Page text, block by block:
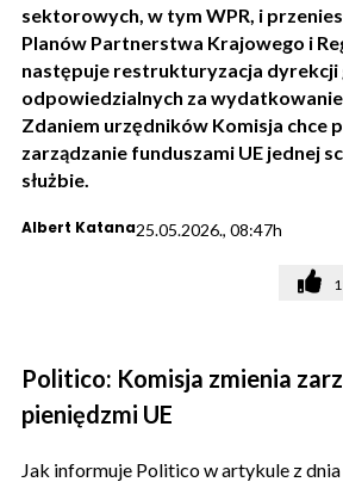
sektorowych, w tym WPR, i
Planów Partnerstwa Krajowego i
następuje restrukturyzacja dyrekcji
odpowiedzialnych za
Zdaniem urzędników Komisja chce
zarządzanie funduszami UE jednej
służbie.
Albert Katana25.05.2026., 08:47h
Politico: Komisja zmienia
pieniędzmi UE
Jak informuje Politico w artykule z